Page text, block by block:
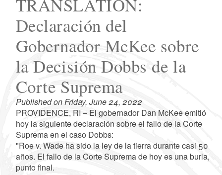
Declaración del
Gobernador McKee sobre
la Decisión Dobbs de la
Corte Suprema
Published on Friday, June 24, 2022
PROVIDENCE, RI – El gobernador Dan McKee emitió
hoy la siguiente declaración sobre el fallo de la Corte
Suprema en el caso Dobbs:
"Roe v. Wade ha sido la ley de la tierra durante casi 50
años. El fallo de la Corte Suprema de hoy es una burla,
punto final.